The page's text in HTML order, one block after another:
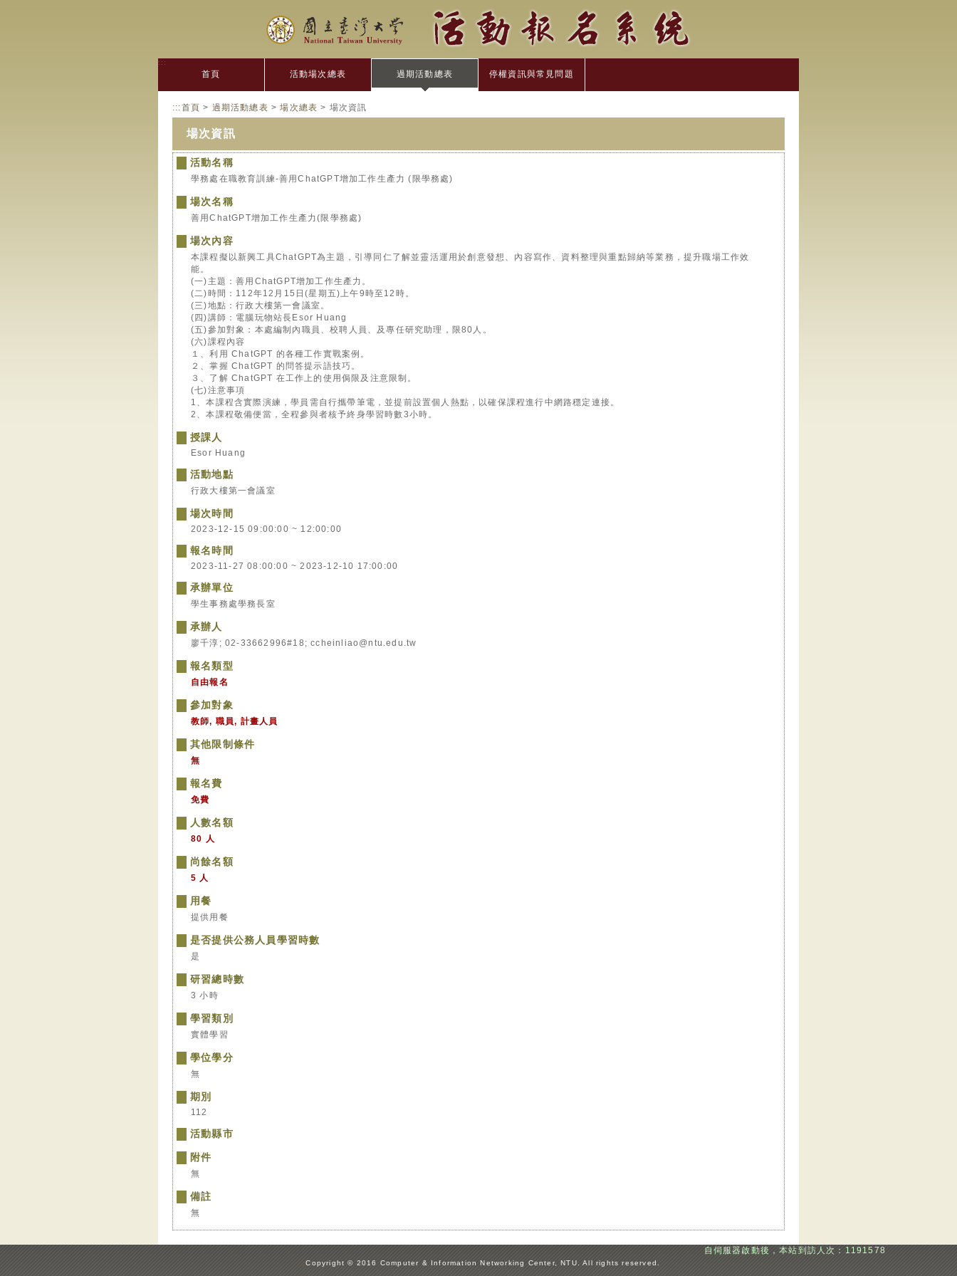
:::
首頁 活動場次總表 過期活動總表 停權資訊與常見問題
:::首頁 > 過期活動總表 >場次總表 > 場次資訊
場次資訊
活動名稱
學務處在職教育訓練-善用ChatGPT增加工作生產力 (限學務處)
場次名稱
善用ChatGPT增加工作生產力(限學務處)
場次內容
本課程擬以新興工具ChatGPT為主題，引導同仁了解並靈活運用於創意發想、內容寫作、資料整理與重點歸納等業務，提升職場工作效
能。
(一)主題：善用ChatGPT增加工作生產力。
(二)時間：112年12月15日(星期五)上午9時至12時。
(三)地點：行政大樓第一會議室。
(四)講師：電腦玩物站長Esor Huang
(五)參加對象：本處編制內職員、校聘人員、及專任研究助理，限80人。
(六)課程內容
１、利用 ChatGPT 的各種工作實戰案例。
２、掌握 ChatGPT 的問答提示語技巧。
３、了解 ChatGPT 在工作上的使用侷限及注意限制。
(七)注意事項
1、本課程含實際演練，學員需自行攜帶筆電，並提前設置個人熱點，以確保課程進行中網路穩定連接。
2、本課程敬備便當，全程參與者核予終身學習時數3小時。
授課人
Esor Huang
活動地點
行政大樓第一會議室
場次時間
2023-12-15 09:00:00 ~ 12:00:00
報名時間
2023-11-27 08:00:00 ~ 2023-12-10 17:00:00
承辦單位
學生事務處學務長室
承辦人
廖千淳; 02-33662996#18; ccheinliao@ntu.edu.tw
報名類型
自由報名
參加對象
教師, 職員, 計畫人員
其他限制條件
無
報名費
免費
人數名額
80 人
尚餘名額
5 人
用餐
提供用餐
是否提供公務人員學習時數
是
研習總時數
3 小時
學習類別
實體學習
學位學分
無
期別
112
活動縣市
附件
無
備註
無
自伺服器啟動後，本站到訪人次：1191578
:::Copyright © 2016 Computer & Information Networking Center, NTU. All rights reserved.